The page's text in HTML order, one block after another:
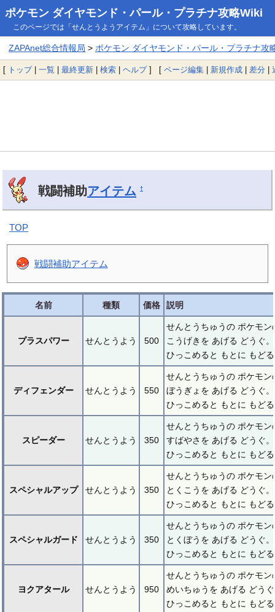
ポケモン ダイヤモンド・パール・プラチナ攻略Wiki
このページでは「せんとうようアイテム」について攻略しています。
ZAPAnet総合情報局 > ポケモン ダイヤモンド・パール・プラチナ攻
[ トップ| 一覧 | 最終更新 | 検索 | ヘルプ] [ ページ編集 | 新規作成 | 差分 |
戦闘補助アイテム †
TOP
戦闘補助アイテム
名前 種類 価格 説明
プラスパワー せんとうよう 500
せんとうちゅうの ポケモン
こうげきを あげる どうぐ。
ひっこめると もとに もど
ディフェンダー せんとうよう 550
せんとうちゅうの ポケモン
ぼうぎょを あげる どうぐ。
ひっこめると もとに もど
スピーダー せんとうよう 350
せんとうちゅうの ポケモン
すばやさを あげる どうぐ。
ひっこめると もとに もど
スペシャルアップ せんとうよう 350
せんとうちゅうの ポケモン
とくこうを あげる どうぐ。
ひっこめると もとに もど
スペシャルガード せんとうよう 350
せんとうちゅうの ポケモン
とくぼうを あげる どうぐ。
ひっこめると もとに もど
ヨクアタール せんとうよう 950
せんとうちゅうの ポケモン
めいちゅうを あげる どう
ひっこめると もとに もど